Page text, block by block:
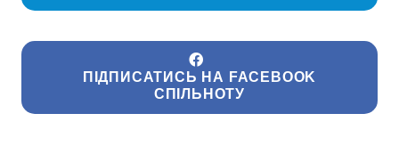
ПІДПИСАТИСЬ НА FACEBOOK
СПІЛЬНОТУ